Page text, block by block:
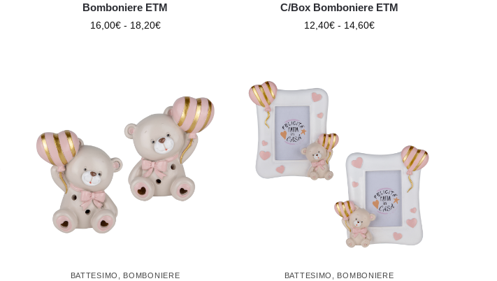
Bomboniere ETM
16,00€ - 18,20€
C/Box Bomboniere ETM
12,40€ - 14,60€
BATTESIMO BOMBONIERE BATTESIMO BOMBONIERE